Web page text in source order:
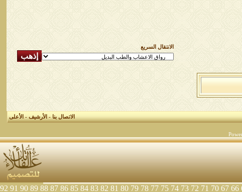
الانتقال السريع
الاتصال بنا-الأرشيف-الأعلى
66
67
70
71
72
73
74
75
77
78
79
80
81
82
83
84
85
86
87
88
89
90
91
92